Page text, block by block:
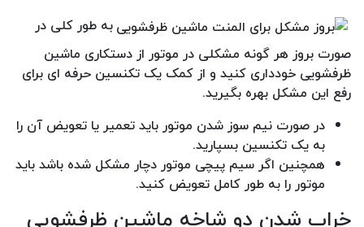
به طور کلی در
صورت بروز هر گونه مشکلی در موتور از دستکاری ماشین
ظرفشویی خودداری کنید و از کمک یک تکنسین حرفه ای برای
رفع این مشکل بهره بگیرید.
در صورت نیم سوز شدن موتور باید تعمیر یا تعویض آن را
به یک تکنسین بسپارید.
همچنین اگر سیم پیچی موتور دچار مشکل شده باشد باید
موتور را به طور کامل تعویض کنید.
خراب شدن دو شاخه ماشین ظرفشویی